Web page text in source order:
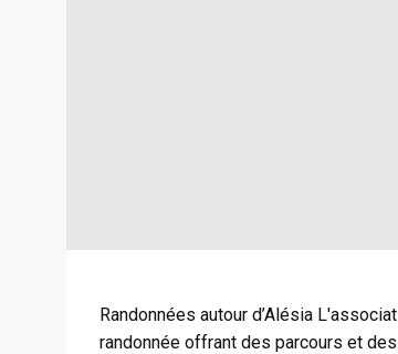
Randonnées autour d’Alésia
randonnée offrant des parcours et